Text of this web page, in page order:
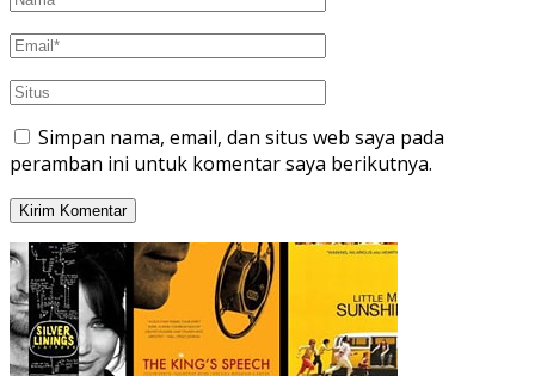
Simpan nama, email, dan situs web saya pada
peramban ini untuk komentar saya berikutnya.